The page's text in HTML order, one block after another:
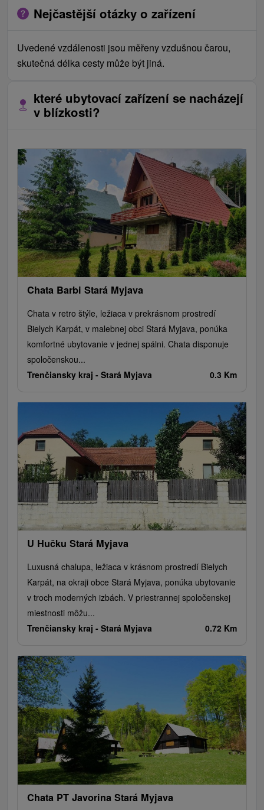
Nejčastější otázky o zařízení
Uvedené vzdálenosti jsou měřeny vzdušnou čarou,
skutečná délka cesty může být jiná.
které ubytovací zařízení se nacházejí
v blízkosti?
Chata Barbi Stará Myjava
Chata v retro štýle, ležiaca v prekrásnom prostredí
Bielych Karpát, v malebnej obci Stará Myjava, ponúka
komfortné ubytovanie v jednej spálni. Chata disponuje
spoločenskou...
Trenčiansky kraj - Stará Myjava 0.3 Km
U Hučku Stará Myjava
Luxusná chalupa, ležiaca v krásnom prostredí Bielych
Karpát, na okraji obce Stará Myjava, ponúka ubytovanie
v troch moderných izbách. V priestrannej spoločenskej
miestnosti môžu...
Trenčiansky kraj - Stará Myjava 0.72 Km
Chata PT Javorina Stará Myjava